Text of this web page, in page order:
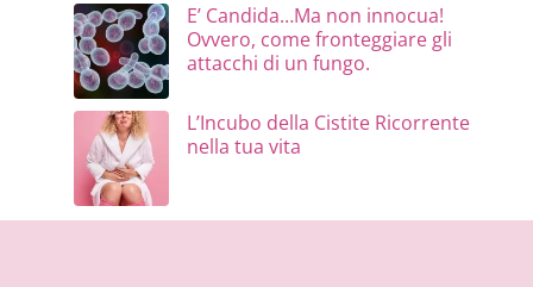
E’ Candida…Ma non innocua!
Ovvero, come fronteggiare gli
attacchi di un fungo.
L’Incubo della Cistite Ricorrente
nella tua vita